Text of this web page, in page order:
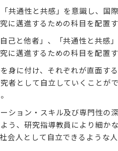
共通性と共感」を意識し、国
に邁進するための科目を配置す
己と他者」、「共通性と共感
に邁進するための科目を配置す
身に付け、それぞれが直面す
者として自立していくことが
ション・スキル及び専門性の
う、研究指導教員により細か
会人として自立できるような